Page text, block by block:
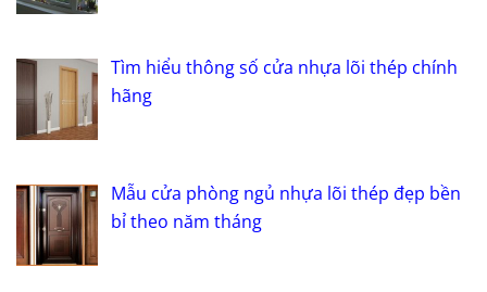
Tìm hiểu thông số cửa nhựa lõi thép chính
hãng
Mẫu cửa phòng ngủ nhựa lõi thép đẹp bền
bỉ theo năm tháng